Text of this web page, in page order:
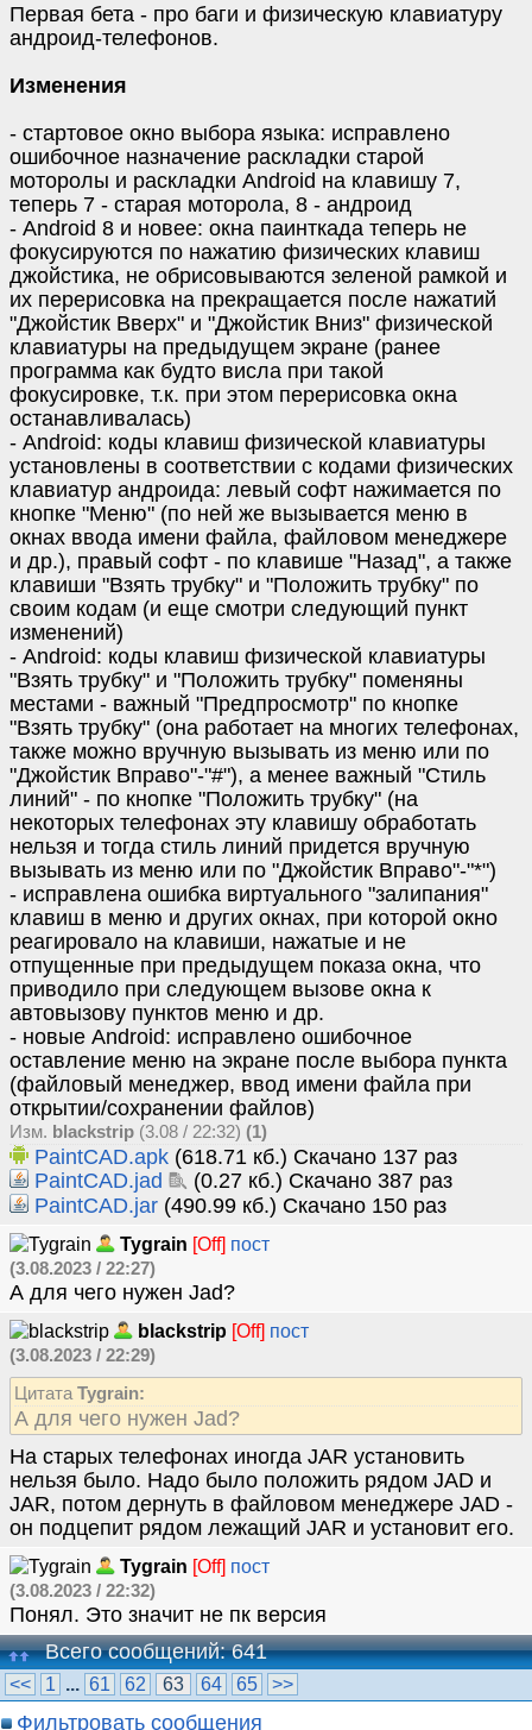
Первая бета - про баги и физическую клавиатуру
андроид-телефонов.
Изменения
- стартовое окно выбора языка: исправлено
ошибочное назначение раскладки старой
моторолы и раскладки Android на клавишу 7,
теперь 7 - старая моторола, 8 - андроид
- Android 8 и новее: окна паинткада теперь не
фокусируются по нажатию физических клавиш
джойстика, не обрисовываются зеленой рамкой и
их перерисовка на прекращается после нажатий
"Джойстик Вверх" и "Джойстик Вниз" физической
клавиатуры на предыдущем экране (ранее
программа как будто висла при такой
фокусировке, т.к. при этом перерисовка окна
останавливалась)
- Android: коды клавиш физической клавиатуры
установлены в соответствии с кодами физических
клавиатур андроида: левый софт нажимается по
кнопке "Меню" (по ней же вызывается меню в
окнах ввода имени файла, файловом менеджере
и др.), правый софт - по клавише "Назад", а также
клавиши "Взять трубку" и "Положить трубку" по
своим кодам (и еще смотри следующий пункт
изменений)
- Android: коды клавиш физической клавиатуры
"Взять трубку" и "Положить трубку" поменяны
местами - важный "Предпросмотр" по кнопке
"Взять трубку" (она работает на многих телефонах,
также можно вручную вызывать из меню или по
"Джойстик Вправо"-"#"), а менее важный "Стиль
линий" - по кнопке "Положить трубку" (на
некоторых телефонах эту клавишу обработать
нельзя и тогда стиль линий придется вручную
вызывать из меню или по "Джойстик Вправо"-"*")
- исправлена ошибка виртуального "залипания"
клавиш в меню и других окнах, при которой окно
реагировало на клавиши, нажатые и не
отпущенные при предыдущем показа окна, что
приводило при следующем вызове окна к
автовызову пунктов меню и др.
- новые Android: исправлено ошибочное
оставление меню на экране после выбора пункта
(файловый менеджер, ввод имени файла при
открытии/сохранении файлов)
Изм. blackstrip (3.08 / 22:32) (1)
PaintCAD.apk (618.71 кб.) Скачано 137 раз
PaintCAD.jad
(0.27 кб.) Скачано 387 раз
PaintCAD.jar (490.99 кб.) Скачано 150 раз
Tygrain [Off] пост
(3.08.2023 / 22:27)
А для чего нужен Jad?
blackstrip [Off] пост
(3.08.2023 / 22:29)
Цитата Tygrain:
А для чего нужен Jad?
На старых телефонах иногда JAR установить
нельзя было. Надо было положить рядом JAD и
JAR, потом дернуть в файловом менеджере JAD -
он подцепит рядом лежащий JAR и установит его.
Tygrain [Off] пост
(3.08.2023 / 22:32)
Понял. Это значит не пк версия
Всего сообщений: 641
<< 1 ... 61 62 63 64 65 >>
Фильтровать сообщения